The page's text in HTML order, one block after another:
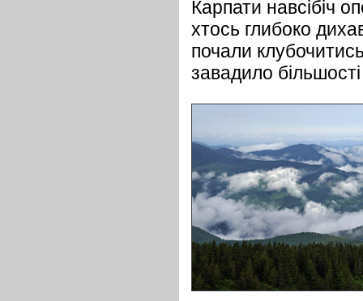
Карпати навсібіч
хтось глибоко
почали
завадило